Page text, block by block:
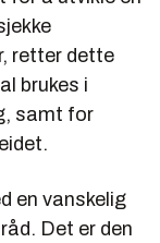
retter dette
brukes i
samt for
en vanskelig
Det er den